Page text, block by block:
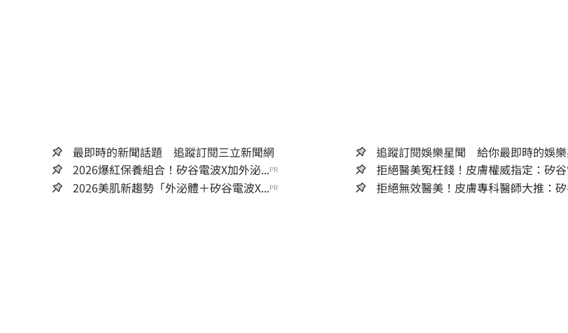
最即時的新聞話題 追蹤訂閱三立新聞網
追蹤訂閱娛樂星聞 給你最即時的娛
2026爆紅保養組合！矽谷電波X加外泌...PR 拒絕醫美冤枉錢！皮膚權威指定：矽
2026美肌新趨勢「外泌體＋矽谷電波X...PR 拒絕無效醫美！皮膚專科醫師大推：